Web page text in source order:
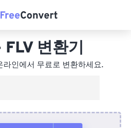
변환기
라인에서 무료로 변환하세요.